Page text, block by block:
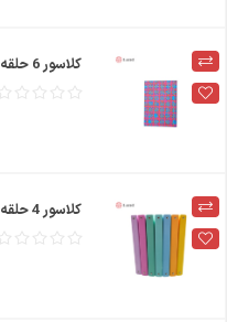
کلاسور 6 حلقه 100 برگ جلد سخت آراد 23.5*16.5
کلاسور 4 حلقه 100 برگ جلد سخت آراد 29*20